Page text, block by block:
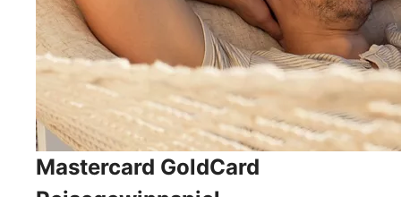
Mastercard GoldCard